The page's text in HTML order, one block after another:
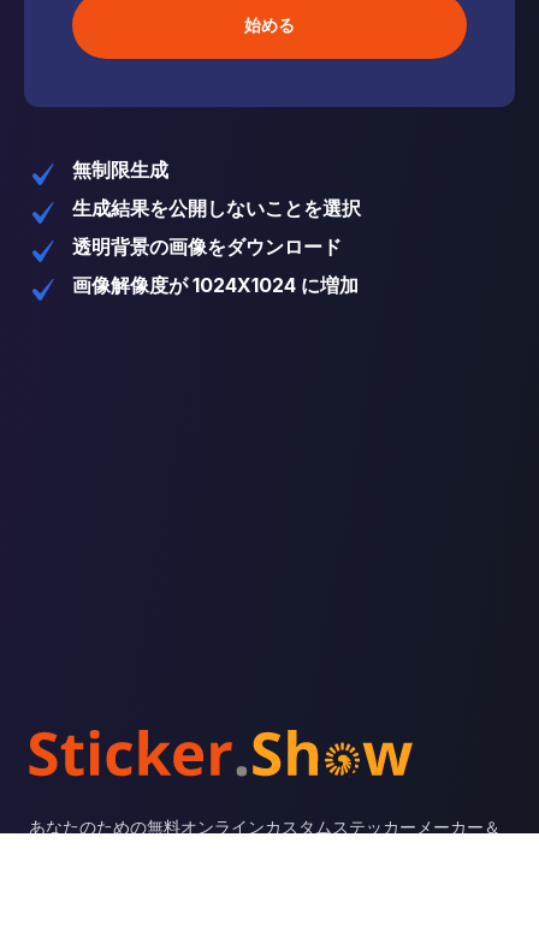
始める
無制限生成
生成結果を公開しないことを選択
透明背景の画像をダウンロード
画像解像度が 1024X1024 に増加
あなたのための無料オンラインカスタムステッカーメーカー＆